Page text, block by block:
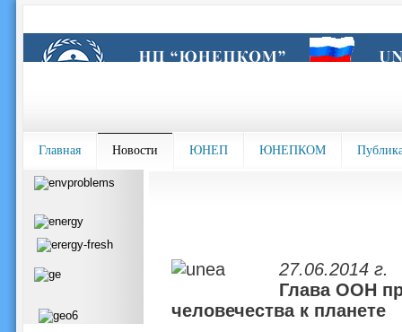
Главная Новости ЮНЕП ЮНЕПКОМ
27.06.2014 г.
Глава ООН
человечества к планете